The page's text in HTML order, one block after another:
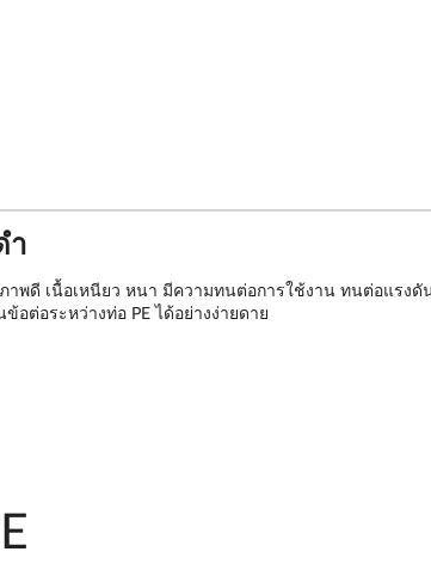
ำ
ดี เนื้อเหนียว หนา มีความทนต่อการใช้งาน ทนต่อแรงดั
ต่อระหว่างท่อ PE ได้อย่างง่ายดาย